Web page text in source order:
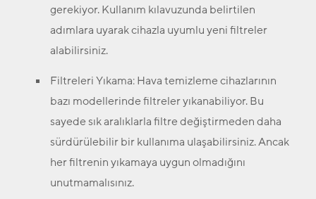
gerekiyor. Kullanım kılavuzunda belirtilen
adımlara uyarak cihazla uyumlu yeni filtreler
alabilirsiniz.
Filtreleri Yıkama:Hava temizleme cihazlarının
bazı modellerinde filtreler yıkanabiliyor. Bu
sayede sık aralıklarla filtre değiştirmeden daha
sürdürülebilir bir kullanıma ulaşabilirsiniz. Ancak
her filtrenin yıkamaya uygun olmadığını
unutmamalısınız.